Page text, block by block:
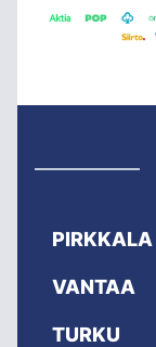
PIRKKALA
VANTAA
TURKU